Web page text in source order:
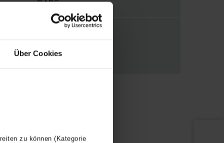
Über Cookies
zu können (Kategorie
RABS